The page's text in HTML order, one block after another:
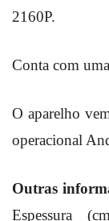
2160P.
Conta com
O aparelho
operacional
Outras
Espessura